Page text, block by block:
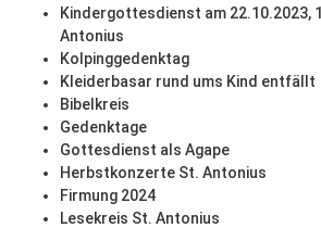
Kindergottesdienst am 22.10.2023,
Antonius
Kolpinggedenktag
Kleiderbasar rund ums Kind entfällt
Bibelkreis
Gedenktage
Gottesdienst als Agape
Herbstkonzerte St. Antonius
Firmung 2024
Lesekreis St. Antonius